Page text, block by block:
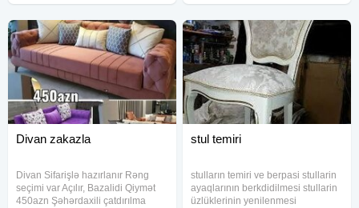
Divan zakazla
Divan Sifarişlə hazırlanır Rəng
seçimi var Açılır, Bazalidi Qiymət
450azn Şəhərdaxili çatdırılma
stul temiri
stulların temiri ve berpasi stullarin
ayaqlarının berkdidilmesi stullarin
üzlüklerinin yenilenmesi